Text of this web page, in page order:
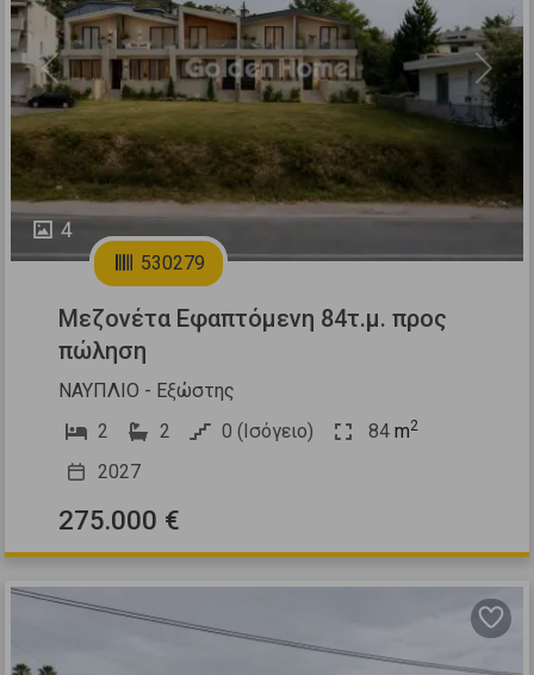
4
Previous Next
530279
Μεζονέτα Εφαπτόμενη 84τ.μ. προς
πώληση
ΝΑΥΠΛΙΟ - Εξώστης
2
2 0 (Ισόγειο) 84 m2
2027
275.000 €